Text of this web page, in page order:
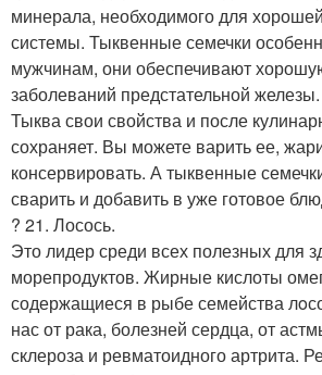
минерала, необходимого для
системы. Тыквенные семечки
мужчинам, они обеспечивают
заболеваний предстательной железы.
Тыква свои свойства и после
сохраняет. Вы можете варить ее,
консервировать. А тыквенные
сварить и добавить в уже готовое
? 21. Лосось.
Это лидер среди всех полезных для
морепродуктов. Жирные кислоты
содержащиеся в рыбе семейства
нас от рака, болезней сердца, от
склероза и ревматоидного артрита.